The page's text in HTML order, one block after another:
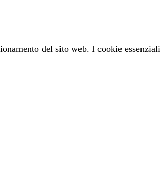
del sito web. I cookie